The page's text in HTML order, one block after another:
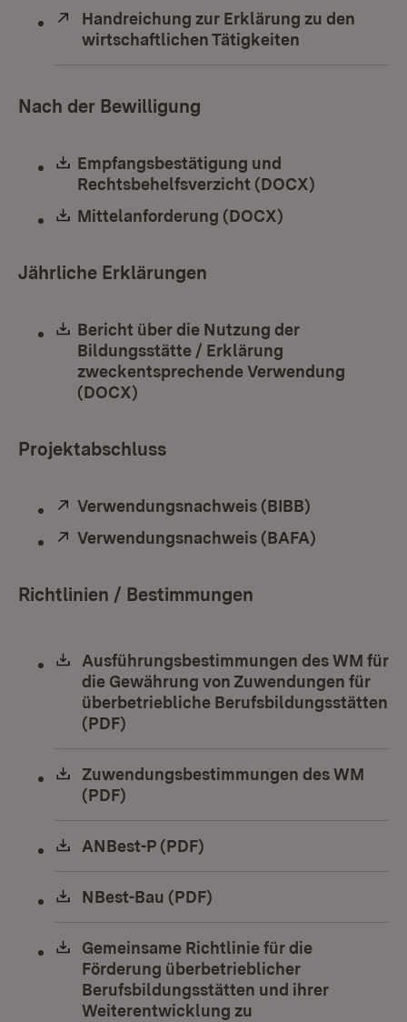
Extern:
Handreichung zur Erklärung zu den
wirtschaftlichen Tätigkeiten
Nach der Bewilligung
Download:
Empfangsbestätigung und
Rechtsbehelfsverzicht (DOCX)
Download:
Mittelanforderung (DOCX)
Jährliche Erklärungen
Download:
Bericht über die Nutzung der
Bildungsstätte / Erklärung
zweckentsprechende Verwendung
(DOCX)
Projektabschluss
Extern:
Verwendungsnachweis (BIBB)
Extern:
Verwendungsnachweis (BAFA)
Richtlinien / Bestimmungen
Download:
Ausführungsbestimmungen des WM für
die Gewährung von Zuwendungen für
überbetriebliche Berufsbildungsstätten
(PDF)
Download:
Zuwendungsbestimmungen des WM
(PDF)
Download:
ANBest-P (PDF)
Download:
NBest-Bau (PDF)
Download:
Gemeinsame Richtlinie für die
Förderung überbetrieblicher
Berufsbildungsstätten und ihrer
Weiterentwicklung zu